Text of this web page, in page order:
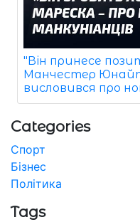
"Він принесе
Манчестер
висловився про
Categories
Спорт
Бізнес
Політика
Tags